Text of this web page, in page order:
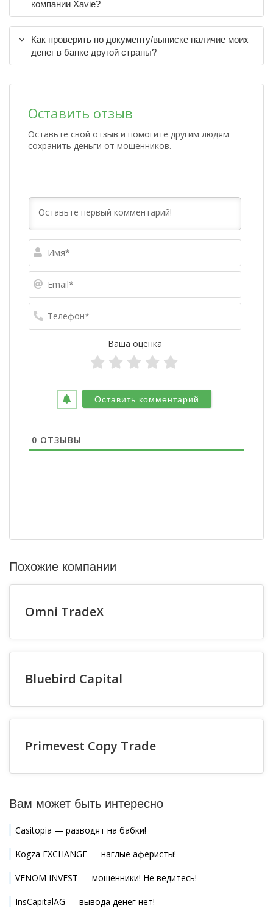
компании Xavie?
Как проверить по документу/выписке наличие моих
денег в банке другой страны?
Оставить отзыв
Оставьте свой отзыв и помогите другим людям
сохранить деньги от мошенников.
Ваша оценка
0 ОТЗЫВЫ
Похожие компании
Omni TradeX
Bluebird Capital
Primevest Copy Trade
Вам может быть интересно
Casitopia — разводят на бабки!
Kogza EXCHANGE — наглые аферисты!
VENOM INVEST — мошенники! Не ведитесь!
InsCapitalAG — вывода денег нет!